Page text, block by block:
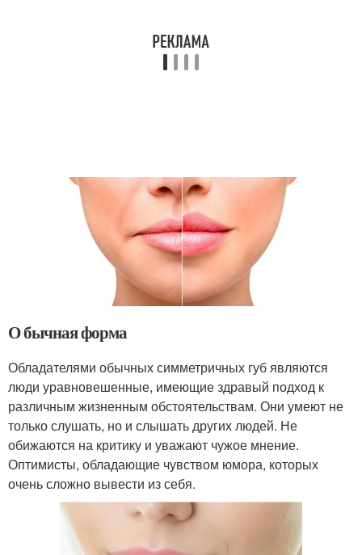
О бычная форма
Обладателями обычных симметричных губ являются
люди уравновешенные, имеющие здравый подход к
различным жизненным обстоятельствам. Они умеют не
только слушать, но и слышать других людей. Не
обижаются на критику и уважают чужое мнение.
Оптимисты, обладающие чувством юмора, которых
очень сложно вывести из себя.